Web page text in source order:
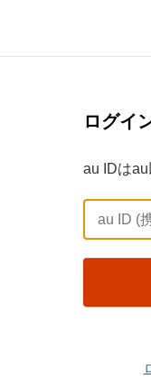
ログイ
au IDはau